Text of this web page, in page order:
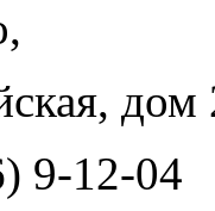
дом
9-12-04